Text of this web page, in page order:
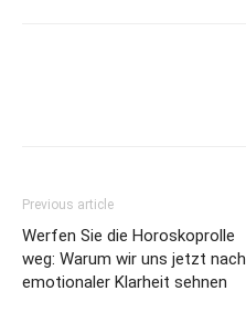
Previous article
Werfen Sie die Horoskoprolle
weg: Warum wir uns jetzt nach
emotionaler Klarheit sehnen